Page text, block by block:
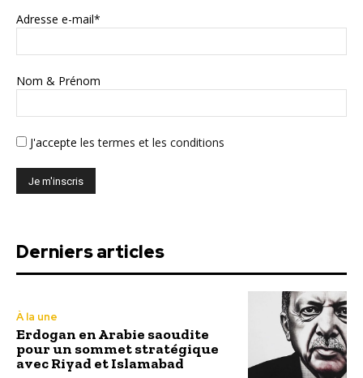
Adresse e-mail*
Nom & Prénom
J'accepte les termes et les conditions
Derniers articles
À la une
Erdogan en Arabie saoudite
pour un sommet stratégique
avec Riyad et Islamabad